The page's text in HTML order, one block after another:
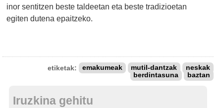
inor sentitzen beste taldeetan eta beste tradizioetan
egiten dutena epaitzeko.
etiketak: emakumeak mutil-dantzak
neskak
berdintasuna
baztan
Iruzkina gehitu